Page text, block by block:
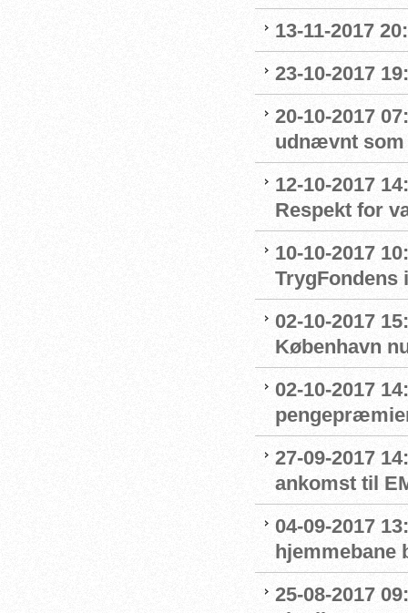
13-11-2017
23-10-2017
20-10-2017
udnævnt som
12-10-2017
Respekt for
10-10-2017
TrygFondens
02-10-2017
København
02-10-2017
27-09-2017
ankomst til
04-09-2017
hjemmebane
25-08-2017